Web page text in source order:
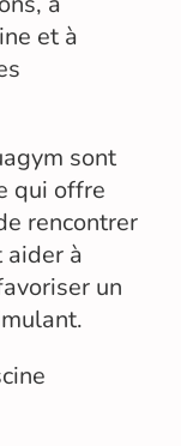
et à
sont
qui offre
rencontrer
aider à
un